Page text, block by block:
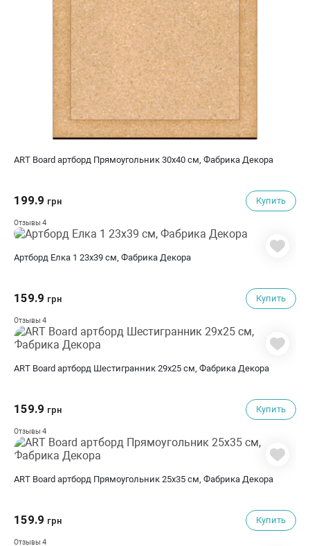
ART Board артборд Прямоугольник 30х40 см, Фабрика Декора
199.9 грн Купить
Отзывы 4
Артборд Елка 1 23х39 см, Фабрика Декора
159.9 грн Купить
Отзывы 4
ART Board артборд Шестигранник 29х25 см, Фабрика Декора
159.9 грн Купить
Отзывы 4
ART Board артборд Прямоугольник 25х35 см, Фабрика Декора
159.9 грн Купить
Отзывы 4